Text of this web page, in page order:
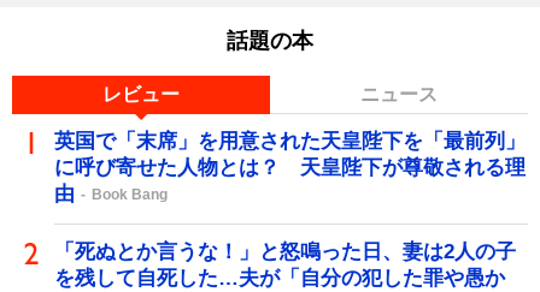
話題の本
レビュー ニュース
英国で「末席」を用意された天皇陛下を「最前列」
に呼び寄せた人物とは？ 天皇陛下が尊敬される理
由
Book Bang
「死ぬとか言うな！」と怒鳴った日、妻は2人の子
を残して自死した…夫が「自分の犯した罪や愚か